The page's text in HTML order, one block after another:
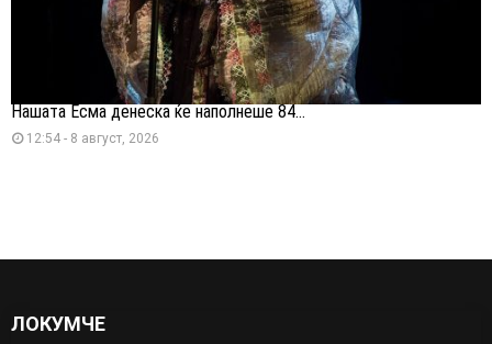
Нашата Есма денеска ќе наполнеше 84...
12:54 - 8 август, 2026
ЛОКУМЧЕ